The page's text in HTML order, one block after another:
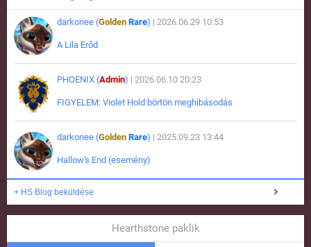
darkonee (Golden Rare) | 2026.06.29 10:53
A Lila Erőd
PHOENIX (Admin) | 2026.06.10 20:23
FIGYELEM: Violet Hold börtön meghibásodás
darkonee (Golden Rare) | 2025.09.23 13:44
Hallow's End (esemény)
+ HS Blog beküldése
Hearthstone paklik